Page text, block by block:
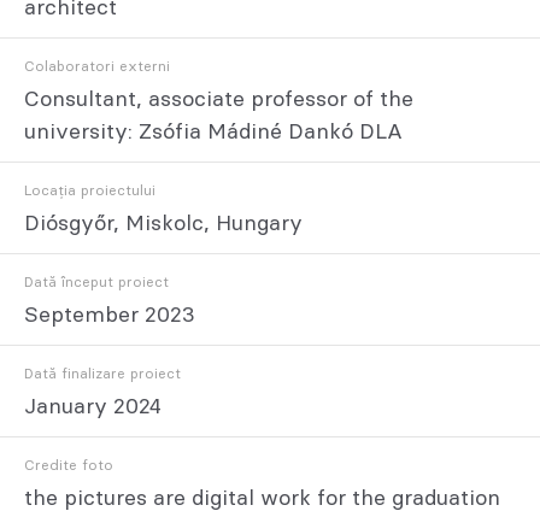
architect
Colaboratori externi
Consultant, associate professor of the
university: Zsófia Mádiné Dankó DLA
Locația proiectului
Diósgyőr, Miskolc, Hungary
Dată început proiect
September 2023
Dată finalizare proiect
January 2024
Credite foto
the pictures are digital work for the graduation